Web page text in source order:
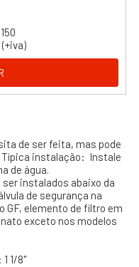
(+iva)
de ser feita, mas pode
instalação: Instale
de água.
instalados abaixo da
de segurança na
GF, elemento de filtro em
exceto nos modelos
1/8"